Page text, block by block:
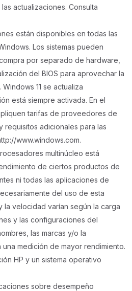
actualizaciones. Consulta
están disponibles en todas las
Los sistemas pueden
por separado de hardware,
del BIOS para aprovechar la
11 se actualiza
está siempre activada. En el
tarifas de proveedores de
requisitos adicionales para las
www.windows.com.
multinúcleo está
de ciertos productos de
ni todas las aplicaciones de
del uso de esta
la velocidad varían según la carga
y las configuraciones del
las marcas y/o la
medición de mayor rendimiento.
HP y un sistema operativo
sobre desempeño